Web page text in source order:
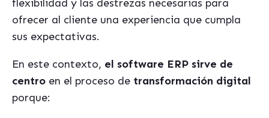
flexibilidad y las destrezas necesarias para
ofrecer al cliente una experiencia que cumpla
sus expectativas.
En este contexto, el software ERP sirve de
centro en el proceso de transformación digital
porque: